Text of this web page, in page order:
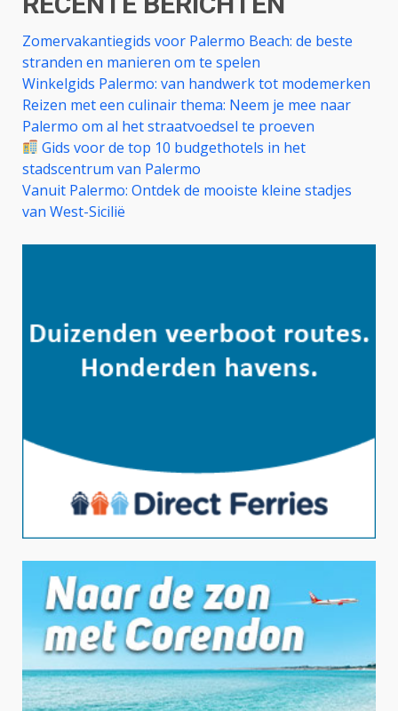
Zomervakantiegids voor Palermo Beach: de beste
stranden en manieren om te spelen
Winkelgids Palermo: van handwerk tot modemerken
Reizen met een culinair thema: Neem je mee naar
Palermo om al het straatvoedsel te proeven
Gids voor de top 10 budgethotels in het
stadscentrum van Palermo
Vanuit Palermo: Ontdek de mooiste kleine stadjes
van West-Sicilië